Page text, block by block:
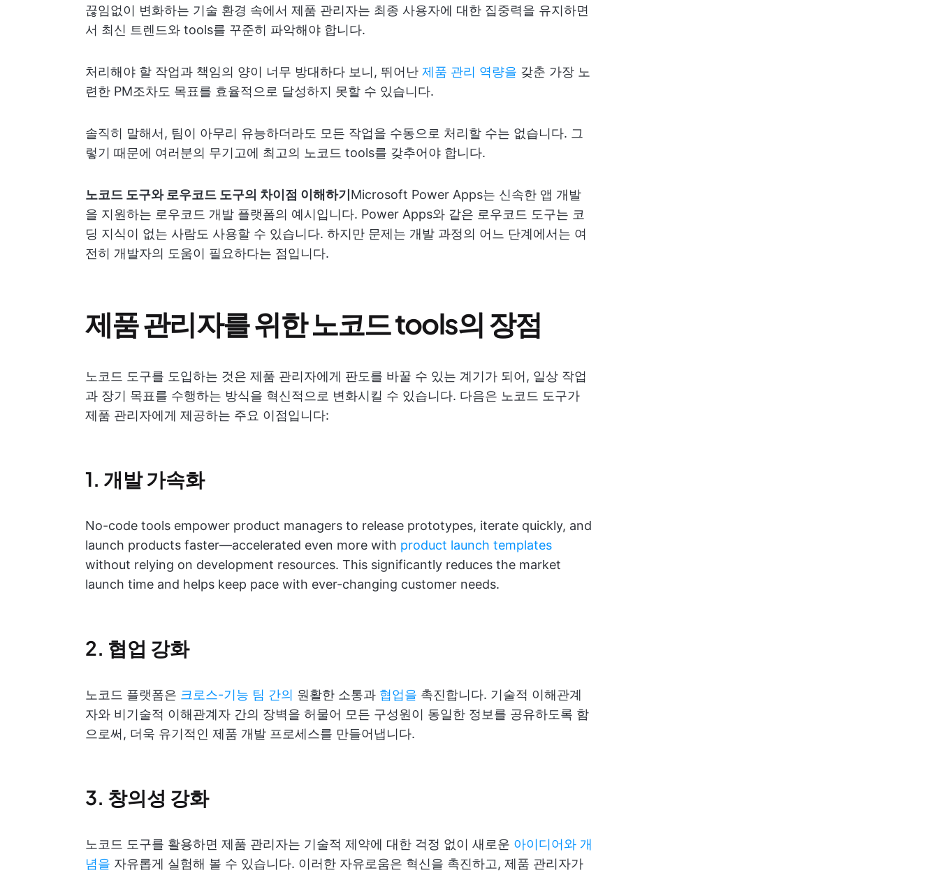
끊임없이 변화하는 기술 환경 속에서 제품 관리자는 최종 사용자에 대한 집중력을 유지하면
서 최신 트렌드와 tools를 꾸준히 파악해야 합니다.
처리해야 할 작업과 책임의 양이 너무 방대하다 보니, 뛰어난 제품 관리 역량을 갖춘 가장 노
련한 PM조차도 목표를 효율적으로 달성하지 못할 수 있습니다.
솔직히 말해서, 팀이 아무리 유능하더라도 모든 작업을 수동으로 처리할 수는 없습니다. 그
렇기 때문에 여러분의 무기고에 최고의 노코드 tools를 갖추어야 합니다.
노코드 도구와 로우코드 도구의 차이점 이해하기 Microsoft Power Apps는 신속한 앱 개발
을 지원하는 로우코드 개발 플랫폼의 예시입니다. Power Apps와 같은 로우코드 도구는 코
딩 지식이 없는 사람도 사용할 수 있습니다. 하지만 문제는 개발 과정의 어느 단계에서는 여
전히 개발자의 도움이 필요하다는 점입니다.
제품 관리자를 위한 노코드 tools의 장점
노코드 도구를 도입하는 것은 제품 관리자에게 판도를 바꿀 수 있는 계기가 되어, 일상 작업
과 장기 목표를 수행하는 방식을 혁신적으로 변화시킬 수 있습니다. 다음은 노코드 도구가
제품 관리자에게 제공하는 주요 이점입니다:
1. 개발 가속화
No-code tools empower product managers to release prototypes, iterate quickly, and
launch products faster—accelerated even more with product launch templates
without relying on development resources. This significantly reduces the market
launch time and helps keep pace with ever-changing customer needs.
2. 협업 강화
노코드 플랫폼은 크로스-기능 팀 간의 원활한 소통과 협업을 촉진합니다. 기술적 이해관계
자와 비기술적 이해관계자 간의 장벽을 허물어 모든 구성원이 동일한 정보를 공유하도록 함
으로써, 더욱 유기적인 제품 개발 프로세스를 만들어냅니다.
3. 창의성 강화
노코드 도구를 활용하면 제품 관리자는 기술적 제약에 대한 걱정 없이 새로운 아이디어와 개
념을 자유롭게 실험해 볼 수 있습니다. 이러한 자유로움은 혁신을 촉진하고, 제품 관리자가